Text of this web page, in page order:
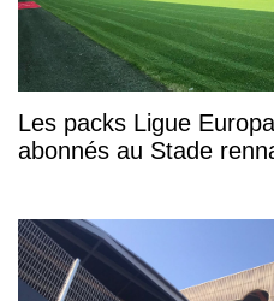
Les packs Ligue
abonnés au Stade